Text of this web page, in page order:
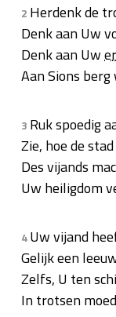
2 Herdenk de
Denk aan Uw
Denk aan Uw
Aan Sions berg
3 Ruk spoedig
Zie, hoe de
Des vijands
Uw heiligdom
4Uw vijand
Gelijk een
Zelfs, U ten
In trotsen